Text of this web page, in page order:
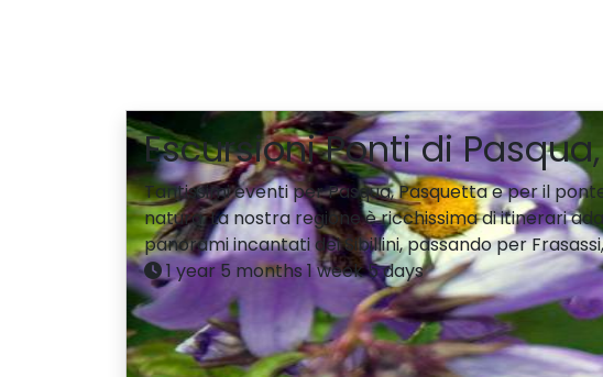
Escursioni Ponti di
Tantissimi eventi per Pasqua, Pasquetta e per il
natura. La nostra regione è ricchissima di itinerari
panorami incantati dei Sibillini, passando per
1 year 5 months 1 week 5 days